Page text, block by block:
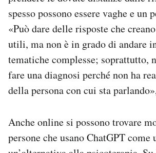
spesso possono essere vaghe e un
«Può dare delle risposte che
utili, ma non è in grado di andare
tematiche complesse; soprattutto,
fare una diagnosi perché non ha
della persona con cui sta
Anche online si possono trovare
persone che usano ChatGPT come